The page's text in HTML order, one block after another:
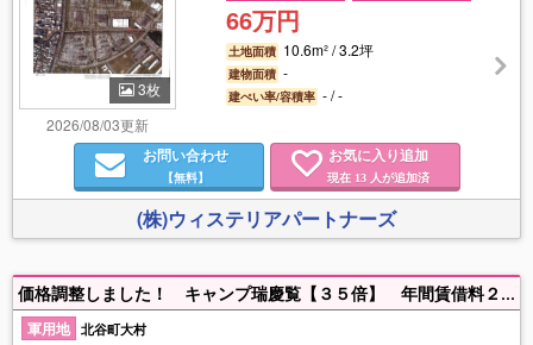
3枚
2026/08/03更新
66万円
土地面積 10.6m² / 3.2坪
建物面積 -
建ぺい率/容積率 - / -
お問い合わせ
【無料】
お気に入り追加
現在 13人が追加済
(株)ウィステリアパートナーズ
価格調整しました！ キャンプ瑞慶覧【３５倍】 年間賃借料２万１０３８円（令和７年度）国道５８号線至近の好立地です。
軍用地 北谷町大村